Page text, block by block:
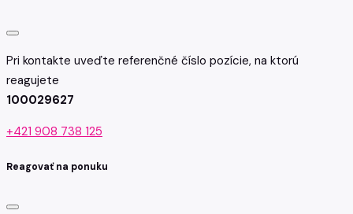
Pri kontakte uveďte referenčné číslo pozície, na ktorú
reagujete
100029627
+421 908 738 125
Reagovať na ponuku